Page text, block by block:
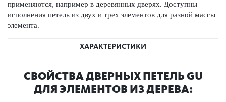
применяются, например в дер­евянных дверях. Дос­тупны
исполнения петель из двух и трех элементов для разной массы
элемента.
ХАРАКТЕРИСТИКИ
СВОЙСТВА ДВЕРНЫХ ПЕТЕЛЬ GU
ДЛЯ ЭЛЕМЕНТОВ ИЗ ДЕРЕВА: